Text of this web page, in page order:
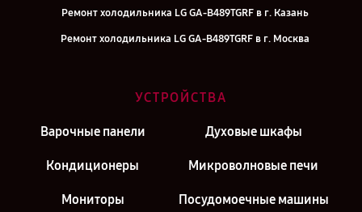
Ремонт холодильника LG GA-B489TGRF в г. Казань
Ремонт холодильника LG GA-B489TGRF в г. Москва
УСТРОЙСТВА
Варочные панели Духовые шкафы
Кондиционеры Микроволновые печи
Мониторы Посудомоечные машины